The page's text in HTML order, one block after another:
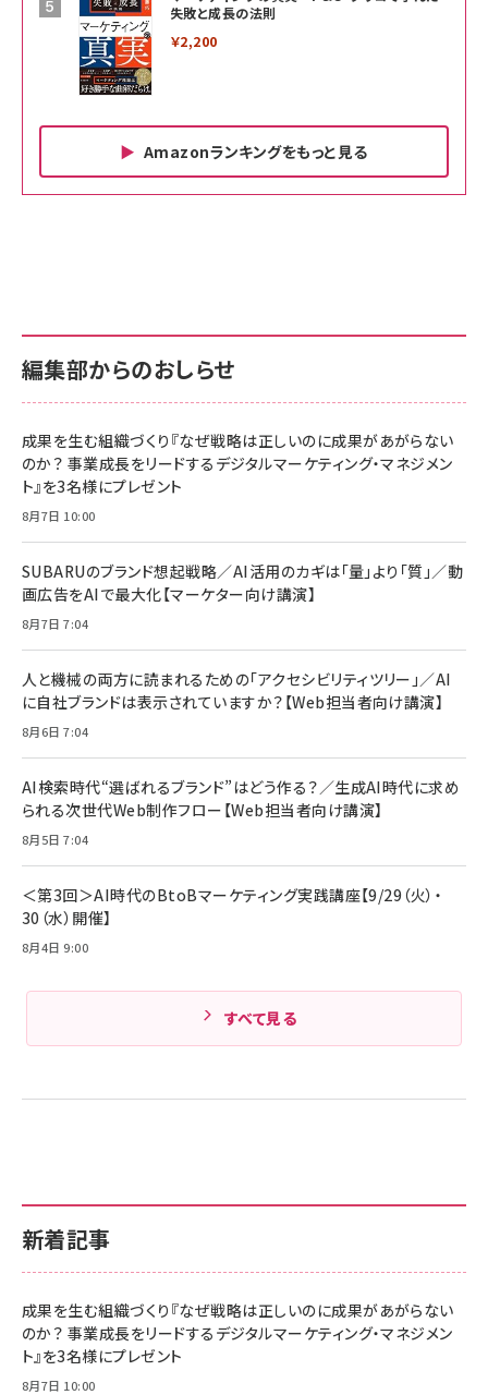
失敗と成長の法則
￥2,200
Amazonランキングをもっと見る
￥880
anan(アンアン)2026/06/24号 No.2500増刊
スペシャルエディション[王道エンタメの矜持／
￥1,100
anan(アンアン)2026/07/08号 No.2502[2026
￥880
ママ投資家が育休中に１億貯めた株式投資
組織の成果を最大化する ルールのデザイン
￥1,980
Amazonランキングをもっと見る
サポート正規品 メーカー保証5年 KLMEA128G
NIMASO ガラスフィルム iPhone 17 用 保護フィ
すい ガイド枠付き いPhone17 (6.3インチ) 対応
2枚セット DSP25F1698
￥1,599
￥6,980
全ワイヤレスイヤホン/アクティブノイズキャンセリ
技術基準適合】ブラック
￥5,990
ケーブル Anker絡まないケーブル 240W 結束バン
ド付き USB PD対応 シリコン素材採用 iPhone
17 / 16 / 15 / Galaxy iPad Pro MacBook
Pro/Air 各種対応 (1.8m ミッドナイトブラック)
￥1,890
サポート正規品 メーカー保証5年 KLMEA128G
Amazon eギフトカード - Amazonロゴ - クラ
￥5,000
Anker PowerLine III Flow USB-C & USB-C
Pro/Air 各種対応 (1.8m ミッドナイトブラック)
￥1,890
サッポロ 生ビール 黒ラベル 350ml 缶 24本 ビー
ル ケース買い【6/30応募〆切! 黒ラベルビヤセラー
￥4,857
新着記事
成果を生む組織づくり『なぜ戦略は正しいのに成果があがらない
のか？ 事業成長をリードするデジタルマーケティング・マネジメン
ト』を3名様にプレゼント
8月7日 10:00
編集部からのおしらせ
成果を生む組織づくり『なぜ戦略は正しいのに成果があがらない
のか？ 事業成長をリードするデジタルマーケティング・マネジメン
ト』を3名様にプレゼント
8月7日 10:00
SUBARUのブランド想起戦略／AI活用のカギは「量」より「質」／動
画広告をAIで最大化【マーケター向け講演】
8月7日 7:04
人と機械の両方に読まれるための「アクセシビリティツリー」／AI
に自社ブランドは表示されていますか？【Web担当者向け講演】
8月6日 7:04
AI検索時代“選ばれるブランド”はどう作る？／生成AI時代に求め
られる次世代Web制作フロー【Web担当者向け講演】
8月5日 7:04
＜第3回＞AI時代のBtoBマーケティング実践講座【9/29（火）・
30（水）開催】
8月4日 9:00
すべて見る